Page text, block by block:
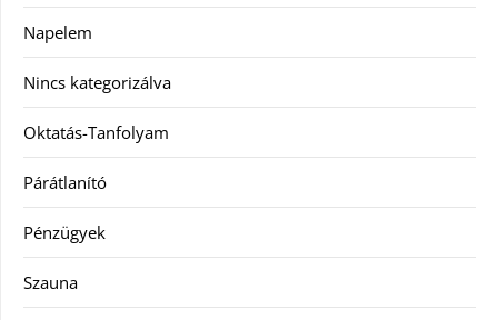
Napelem
Nincs kategorizálva
Oktatás-Tanfolyam
Párátlanító
Pénzügyek
Szauna